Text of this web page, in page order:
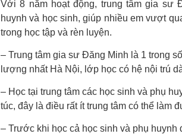
Với 8 năm hoạt động, trung tâm gia sư
huynh và học sinh, giúp nhiều em vượt
trong học tập và rèn luyện.
– Trung tâm gia sư Đăng Minh là 1 trong
lượng nhất Hà Nội, lớp học có hệ nội trú
– Học tại trung tâm các học sinh và phụ
túc, đây là điều rất ít trung tâm có thể làm
– Trước khi học cả học sinh và phụ